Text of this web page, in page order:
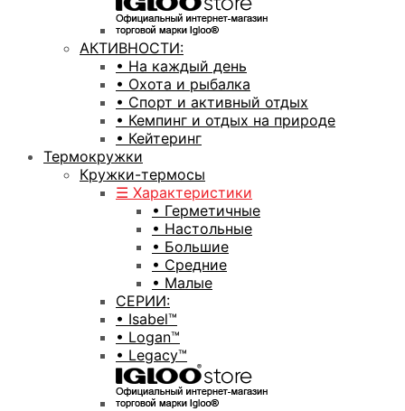
АКТИВНОСТИ:
• На каждый день
• Охота и рыбалка
• Спорт и активный отдых
• Кемпинг и отдых на природе
• Кейтеринг
Термокружки
Кружки-термосы
☰ Характеристики
• Герметичные
• Настольные
• Большие
• Средние
• Малые
СЕРИИ:
• Isabel™
• Logan™
• Legacy™